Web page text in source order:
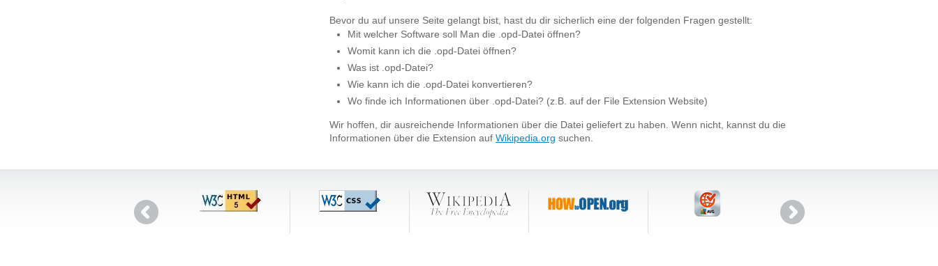
Bevor du auf unsere Seite gelangt bist, hast du dir sicherlich eine der folgenden Fragen gestellt:
Mit welcher Software soll Man die .opd-Datei öffnen?
Womit kann ich die .opd-Datei öffnen?
Was ist .opd-Datei?
Wie kann ich die .opd-Datei konvertieren?
Wo finde ich Informationen über .opd-Datei? (z.B. auf der File Extension Website)
Wir hoffen, dir ausreichende Informationen über die Datei geliefert zu haben. Wenn nicht, kannst du die
Informationen über die Extension auf Wikipedia.org suchen.